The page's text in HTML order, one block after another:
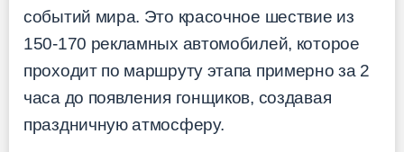
событий мира. Это красочное шествие из
150-170 рекламных автомобилей, которое
проходит по маршруту этапа примерно за 2
часа до появления гонщиков, создавая
праздничную атмосферу.